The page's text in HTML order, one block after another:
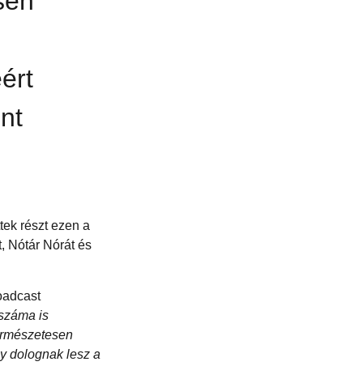
részt ezen a
Nótár Nórát és
is
dolognak lesz a